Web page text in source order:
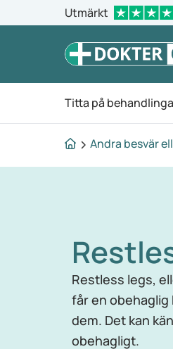
Utmärkt
Titta på
Andra besvär
Restless legs,
får en
dem. Det kan
obehagligt.